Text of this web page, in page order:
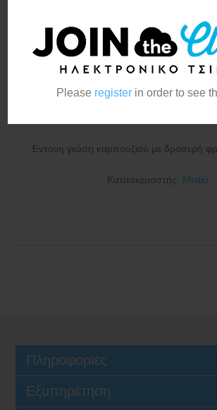
Please registerin order to see
Bar Series
10ml/120ml
Έντονη γεύση καρπουζιού με δροσερή
Κατασκευαστής: Mixtio
Πληροφορίες
Εξυπηρέτηση